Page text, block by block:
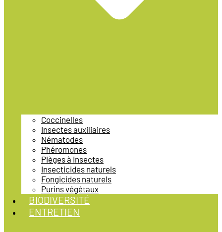
Coccinelles
Insectes auxiliaires
Nématodes
Phéromones
Pièges à insectes
Insecticides naturels
Fongicides naturels
Purins végétaux
BIODIVERSITÉ
ENTRETIEN